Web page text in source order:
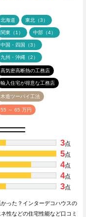
北海道 東北（3）
関東（1） 中部（4）
中国・四国（3）
九州・沖縄（2）
高気密高断熱の工務店
輸入住宅が得意な工務店
木造ツーバイ工法
55 ～ 65 万円
3点
5点
4点
4点
3点
った？インターデコハウスの
性などの住宅性能など口コミ